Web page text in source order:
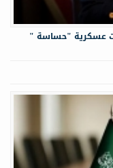
عسكرية "حساسة "